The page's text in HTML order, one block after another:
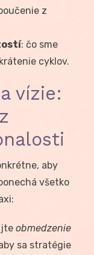
z
: čo sme
cyklov.
vízie:
aby
všetko
obmedzenie
sa stratégie